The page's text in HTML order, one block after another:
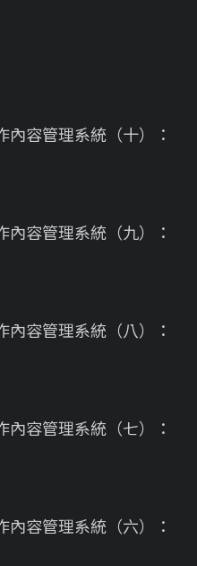
容管理系統（十）：
容管理系統（九）：
容管理系統（八）：
容管理系統（七）：
容管理系統（六）：